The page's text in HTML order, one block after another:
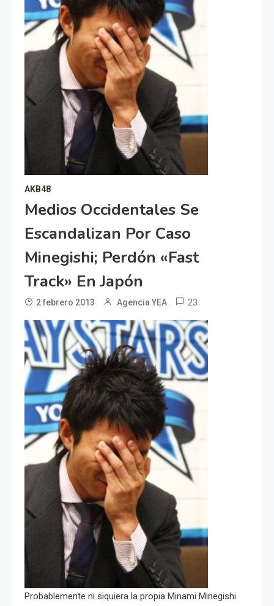
AKB48
Medios Occidentales Se
Escandalizan Por Caso
Minegishi; Perdón «fast
Track» En Japón
2 febrero 2013 Agencia YEA 23
Probablemente ni siquiera la propia Minami Minegishi